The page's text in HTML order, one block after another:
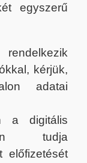
egyszerű
kérjük,
adatai
a digitális
tudja
előfizetését